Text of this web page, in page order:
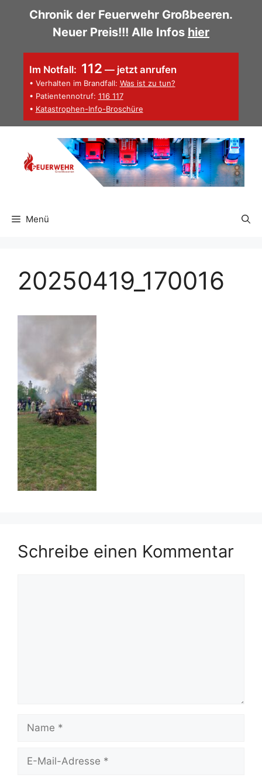
Chronik der Feuerwehr Großbeeren.
Neuer Preis!!! Alle Infos hier
Im Notfall: 112 — jetzt anrufen
• Verhalten im Brandfall: Was ist zu tun?
• Patientennotruf: 116 117
• Katastrophen-Info-Broschüre
Menü
20250419_170016
Schreibe einen Kommentar
Name